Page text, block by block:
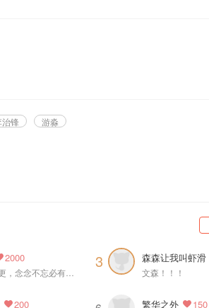
出品，《乱世为王》广播剧第二季，功名尘土。
锋 游淼
2000 3 森森让我叫虾滑
文森！！！
200 繁华之外 150